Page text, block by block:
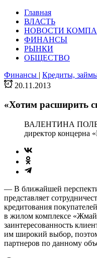
Главная
ВЛАСТЬ
НОВОСТИ
ФИНАНСЫ
РЫНКИ
ОБЩЕСТВО
Финансы | Кредиты,
20.11.2013
«Хотим расширить
ВАЛЕНТИНА
директор концерна
— В ближайшей
представляет
кредитования
в жилом комплексе
заинтересованность
им широкий выбор,
партнеров по данному